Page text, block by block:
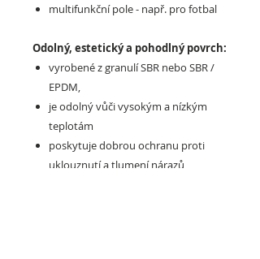
multifunkční pole - např. pro fotbal
Odolný, estetický a pohodlný povrch:
vyrobené z granulí SBR nebo SBR /
EPDM,
je odolný vůči vysokým a nízkým
teplotám
poskytuje dobrou ochranu proti
uklouznutí a tlumení nárazů